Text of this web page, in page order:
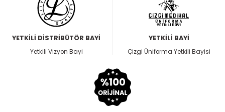
YETKİLİ DİSTRİBÜTÖR BAYİ
Yetkili Vizyon Bayi
YETKİLİ BAYİ
Çizgi Üniforma Yetkili Bayisi